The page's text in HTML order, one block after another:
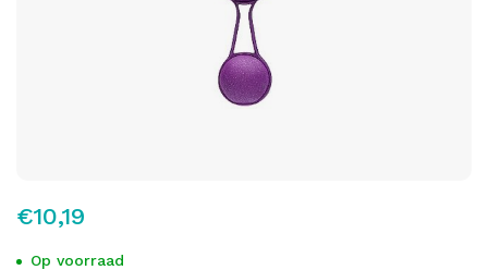
€10,19
Op voorraad